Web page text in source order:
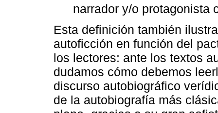
narrador y/o protagonista
Esta definición también
autoficción en función del
los lectores: ante los textos
dudamos cómo debemos
discurso autobiográfico
de la autobiografía más